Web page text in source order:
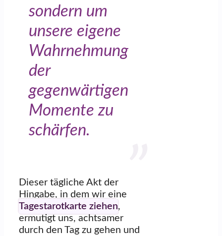
sondern um
unsere eigene
Wahrnehmung
der
gegenwärtigen
Momente zu
schärfen.
Dieser tägliche Akt der
Hingabe, in dem wir eine
Tagestarotkarte ziehen,
ermutigt uns, achtsamer
durch den Tag zu gehen und